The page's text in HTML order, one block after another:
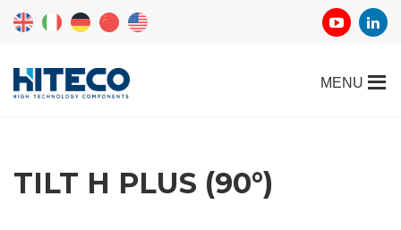
TILT H PLUS (90°)